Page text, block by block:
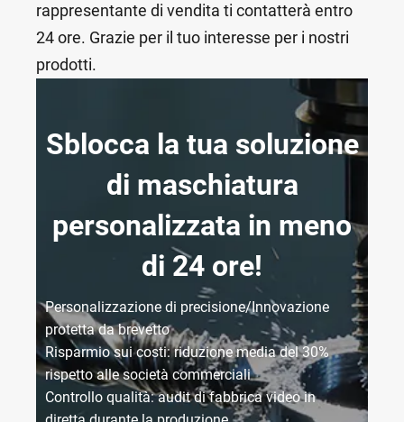
rappresentante di vendita ti contatterà entro
24 ore. Grazie per il tuo interesse per i nostri
prodotti.
Sblocca la tua soluzione
di maschiatura
personalizzata in meno
di 24 ore!
Personalizzazione di precisione/Innovazione
protetta da brevetto
Risparmio sui costi: riduzione media del 30%
rispetto alle società commerciali
Controllo qualità: audit di fabbrica video in